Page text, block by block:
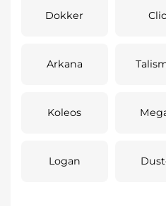
Dokker
Arkana
Koleos
Logan